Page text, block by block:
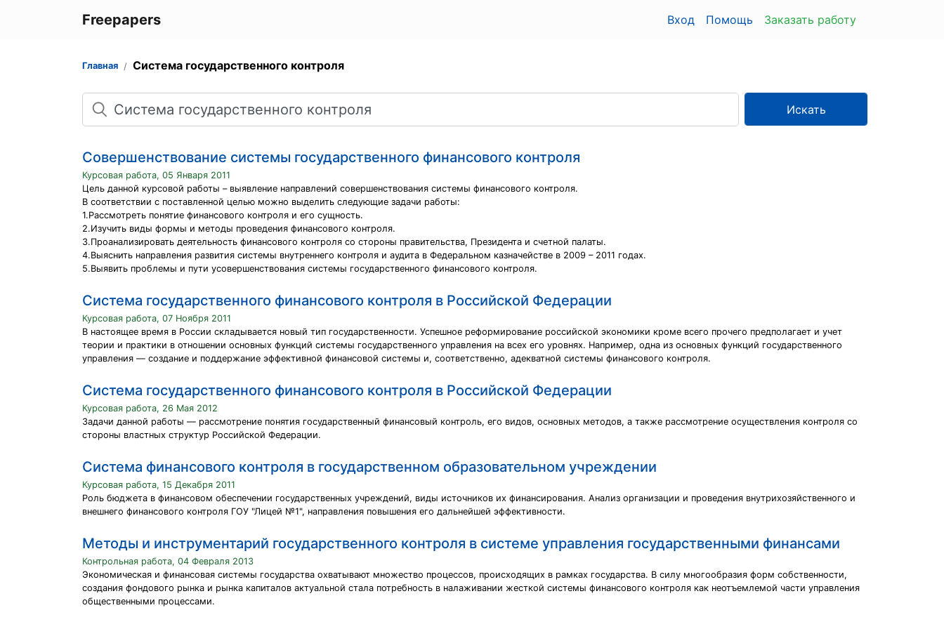
Freepapers Вход Помощь Заказать работу
Главная Система государственного контроля
Поиск
Искать
Совершенствование системы государственного финансового контроля
Курсовая работа, 05 Января 2011
Цель данной курсовой работы – выявление направлений совершенствования системы финансового контроля.
В соответствии с поставленной целью можно выделить следующие задачи работы:
1.Рассмотреть понятие финансового контроля и его сущность.
2.Изучить виды формы и методы проведения финансового контроля.
3.Проанализировать деятельность финансового контроля со стороны правительства, Президента и счетной палаты.
4.Выяснить направления развития системы внутреннего контроля и аудита в Федеральном казначействе в 2009 – 2011 годах.
5.Выявить проблемы и пути усовершенствования системы государственного финансового контроля.
Система государственного финансового контроля в Российской Федерации
Курсовая работа, 07 Ноября 2011
В настоящее время в России складывается новый тип государственности. Успешное реформирование российской экономики кроме всего прочего предполагает и учет
теории и практики в отношении основных функций системы государственного управления на всех его уровнях. Например, одна из основных функций государственного
управления — создание и поддержание эффективной финансовой системы и, соответственно, адекватной системы финансового контроля.
Система государственного финансового контроля в Российской Федерации
Курсовая работа, 26 Мая 2012
Задачи данной работы — рассмотрение понятия государственный финансовый контроль, его видов, основных методов, а также рассмотрение осуществления контроля со
стороны властных структур Российской Федерации.
Система финансового контроля в государственном образовательном учреждении
Курсовая работа, 15 Декабря 2011
Роль бюджета в финансовом обеспечении государственных учреждений, виды источников их финансирования. Анализ организации и проведения внутрихозяйственного и
внешнего финансового контроля ГОУ "Лицей №1", направления повышения его дальнейшей эффективности.
Методы и инструментарий государственного контроля в системе управления государственными финансами
Контрольная работа, 04 Февраля 2013
Экономическая и финансовая системы государства охватывают множество процессов, происходящих в рамках государства. В силу многообразия форм собственности,
создания фондового рынка и рынка капиталов актуальной стала потребность в налаживании жесткой системы финансового контроля как неотъемлемой части управления
общественными процессами.